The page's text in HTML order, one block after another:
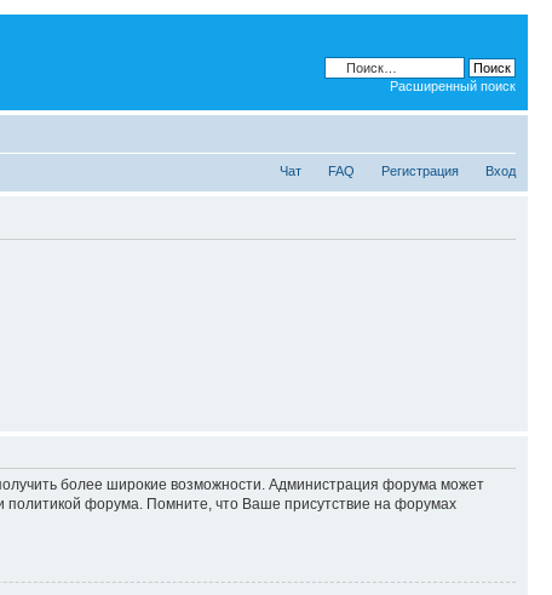
Расширенный поиск
Чат FAQ Регистрация Вход
более широкие возможности. Администрация форума может
политикой форума. Помните, что Ваше присутствие на форумах